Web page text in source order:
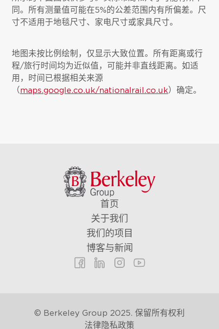
同。所有测量值可能在5%的公差范围内有所偏差。尺
寸不适用于地毯尺寸、家电尺寸或家具尺寸。
地图未按比例绘制，仅显示大致位置。所有距离或行
程/旅行时间均为近似值，可能并非直线距离。如适
用，时间已根据相关来源
（maps.google.co.uk/nationalrail.co.uk）确定。
首页
关于我们
我们的项目
博客与新闻
© Berkeley Group 2025. 保留所有权利
法律 隐私政策